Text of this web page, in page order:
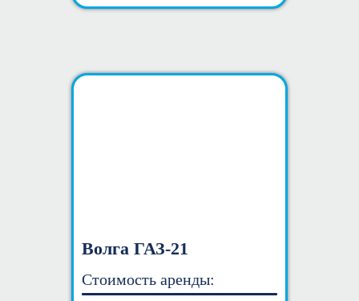
Волга ГАЗ-21
Стоимость аренды: